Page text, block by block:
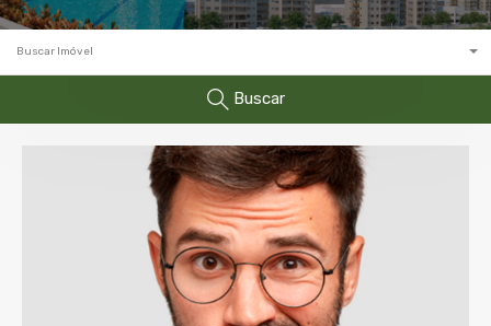
Buscar Imóvel
Buscar